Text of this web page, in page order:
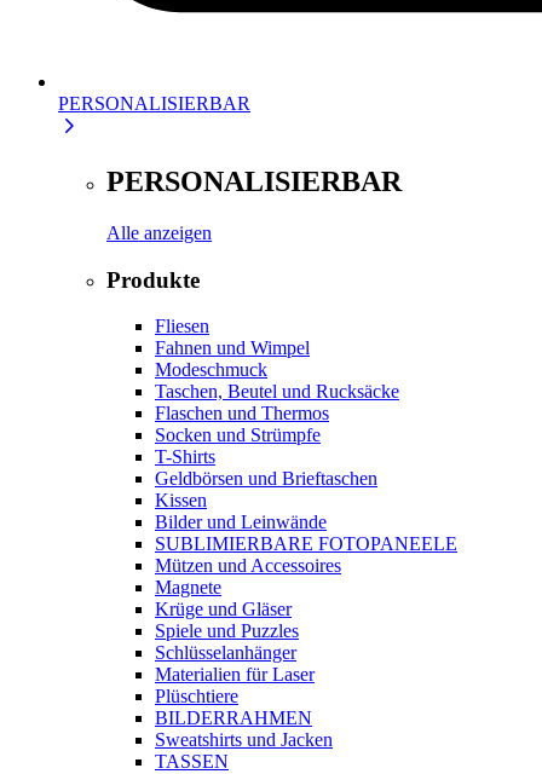
PERSONALISIERBAR
PERSONALISIERBAR
Alle anzeigen
Produkte
Fliesen
Fahnen und Wimpel
Modeschmuck
Taschen, Beutel und Rucksäcke
Flaschen und Thermos
Socken und Strümpfe
T-Shirts
Geldbörsen und Brieftaschen
Kissen
Bilder und Leinwände
SUBLIMIERBARE FOTOPANEELE
Mützen und Accessoires
Magnete
Krüge und Gläser
Spiele und Puzzles
Schlüsselanhänger
Materialien für Laser
Plüschtiere
BILDERRAHMEN
Sweatshirts und Jacken
TASSEN